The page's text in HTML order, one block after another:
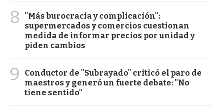
8
"Más burocracia y complicación":
supermercados y comercios cuestionan
medida de informar precios por unidad y
piden cambios
9
Conductor de "Subrayado" criticó el paro de
maestros y generó un fuerte debate: "No
tiene sentido"